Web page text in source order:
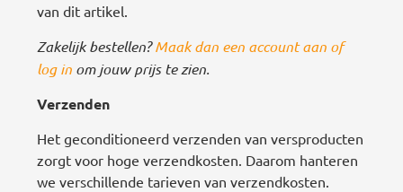
van dit artikel.
Zakelijk bestellen?Maak dan een account aan of
log in om jouw prijs te zien.
Verzenden
Het geconditioneerd verzenden van versproducten
zorgt voor hoge verzendkosten. Daarom hanteren
we verschillende tarieven van verzendkosten.